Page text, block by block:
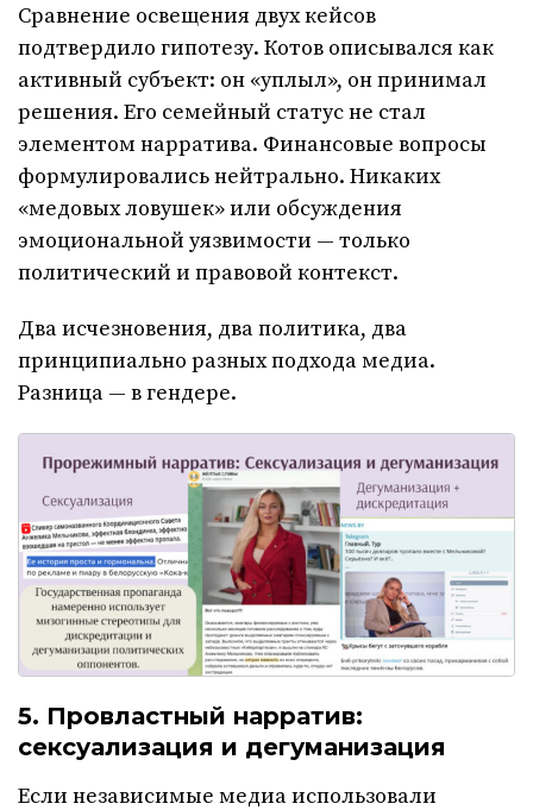
Сравнение освещения двух кейсов
подтвердило гипотезу. Котов описывался как
активный субъект: он «уплыл», он принимал
решения. Его семейный статус не стал
элементом нарратива. Финансовые вопросы
формулировались нейтрально. Никаких
«медовых ловушек» или обсуждения
эмоциональной уязвимости — только
политический и правовой контекст.
Два исчезновения, два политика, два
принципиально разных подхода медиа.
Разница — в гендере.
5. Провластный нарратив:
сексуализация и дегуманизация
Если независимые медиа использовали